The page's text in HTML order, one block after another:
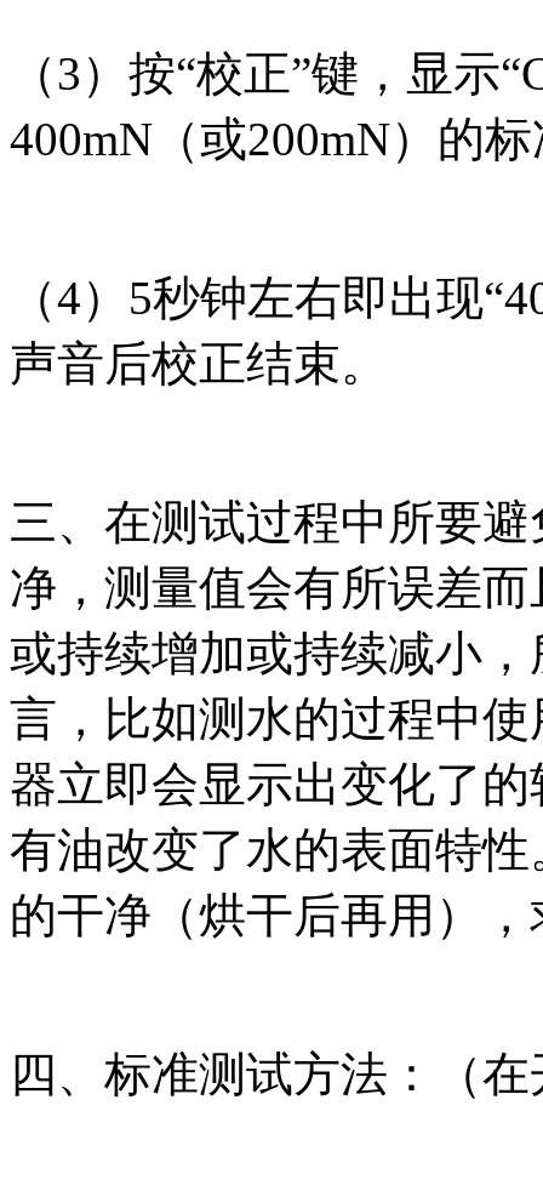
（3）按“校正”键，显示
400mN（或200mN）的
（4）5秒钟左右即出现
声音后校正结束。
三、在测试过程中所要
净，测量值会有所误差
或持续增加或持续减小
言，比如测水的过程中
器立即会显示出变化了
有油改变了水的表面特
的干净（烘干后再用）
四、标准测试方法：（